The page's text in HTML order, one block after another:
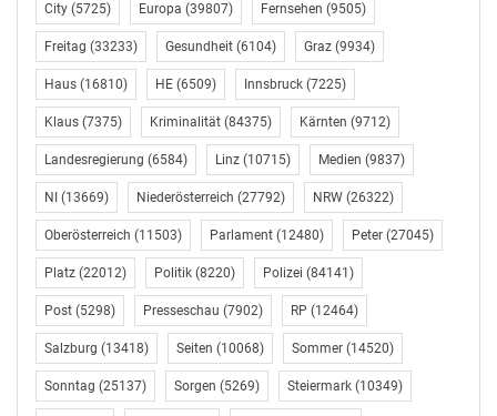
Gemeinden den Empfehlungen des Rechnungshofes zu
80 Prozent nachgegangen. Außerdem trage er zu
Transparenz bei. „Die Bürger vor Ort wissen so, ob die
öffentlichen Gelder sparsam, wirtschaftlich und
zweckmäßig verwendet werden“, schloss Greiner.
(Schluss) mr/MP/mp
SPÖ-Bundesorganisation, Pressedienst, Löwelstraße
18, 1014 Wien,
01/53427-275
http://www.spoe.at/online/page.php?P=100493
OTS-ORIGINALTEXT PRESSEAUSSENDUNG UNTER
AUSSCHLIESSLICHER INHALTLICHER VERANTWORTUNG
DES AUSSENDERS. www.ots.at
© Copyright APA-OTS Originaltext-Service GmbH und
City (5725) Europa (39807) Fernsehen (9505)
Freitag (33233) Gesundheit (6104) Graz (9934)
Haus (16810) HE (6509) Innsbruck (7225)
Klaus (7375) Kriminalität (84375) Kärnten (9712)
Landesregierung (6584) Linz (10715) Medien (9837)
NI (13669) Niederösterreich (27792) NRW (26322)
Oberösterreich (11503) Parlament (12480) Peter (27045)
Platz (22012) Politik (8220) Polizei (84141)
Post (5298) Presseschau (7902) RP (12464)
Salzburg (13418) Seiten (10068) Sommer (14520)
Sonntag (25137) Sorgen (5269) Steiermark (10349)